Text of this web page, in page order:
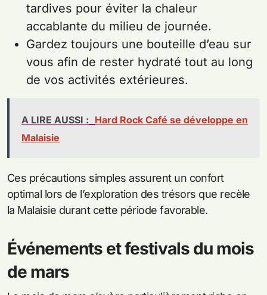
tardives pour éviter la chaleur
accablante du milieu de journée.
Gardez toujours une bouteille d’eau sur
vous afin de rester hydraté tout au long
de vos activités extérieures.
A LIRE AUSSI : Hard Rock Café se développe en
Malaisie
Ces précautions simples assurent un confort
optimal lors de l’exploration des trésors que recèle
la Malaisie durant cette période favorable.
Événements et festivals du mois
de mars